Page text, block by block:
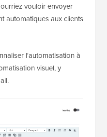
vouloir envoyer
automatiques aux clients
l'automatisation à
visuel, y